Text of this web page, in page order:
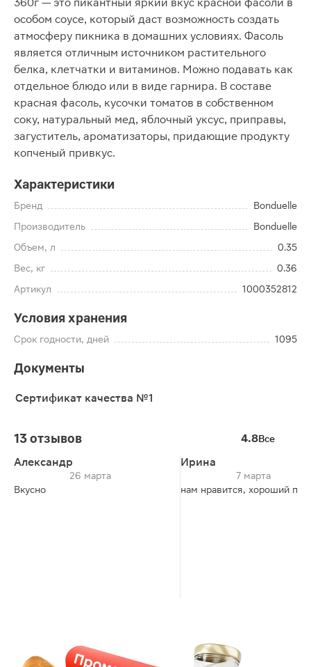
особом соусе, который даст возможность создать
атмосферу пикника в домашних условиях. Фасоль
является отличным источником растительного
белка, клетчатки и витаминов. Можно подавать как
отдельное блюдо или в виде гарнира. В составе
красная фасоль, кусочки томатов в собственном
соку, натуральный мед, яблочный уксус, приправы,
загуститель, ароматизаторы, придающие продукту
копченый привкус.
Характеристики
Бренд
Bonduelle
Производитель
Bonduelle
Объем, л
0.35
Вес, кг
0.36
Артикул
1000352812
Условия хранения
Срок годности, дней 1095
Документы
Сертификат качества №1
13 отзывов 4.8Все
Александр
26 марта
Вкусно
Ирина
7 марта
нам нравится, хороший